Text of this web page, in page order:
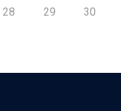
28 29 30